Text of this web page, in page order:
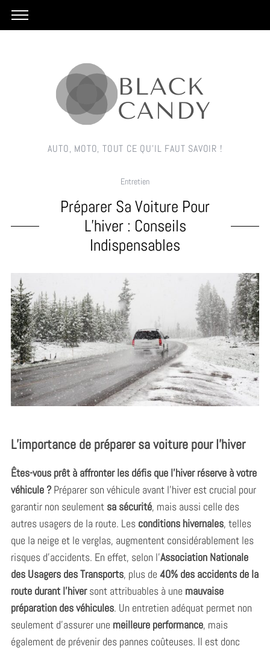
AUTO, MOTO, TOUT CE QU'IL FAUT SAVOIR !
Entretien
Préparer Sa Voiture Pour
L’hiver : Conseils
Indispensables
L’importance de préparer sa voiture pour l’hiver
Êtes-vous prêt à affronter les défis que l’hiver réserve à votre
véhicule ?Préparer son véhicule avant l’hiver est crucial pour
garantir non seulement sa sécurité, mais aussi celle des
autres usagers de la route. Les conditions hivernales, telles
que la neige et le verglas, augmentent considérablement les
risques d’accidents. En effet, selon l’Association Nationale
des Usagers des Transports, plus de 40% des accidents de la
route durant l’hiversont attribuables à une mauvaise
préparation des véhicules. Un entretien adéquat permet non
seulement d’assurer une meilleure performance, mais
également de prévenir des pannes coûteuses. Il est donc